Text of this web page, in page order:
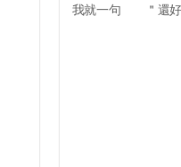
我就一句 ＂還好